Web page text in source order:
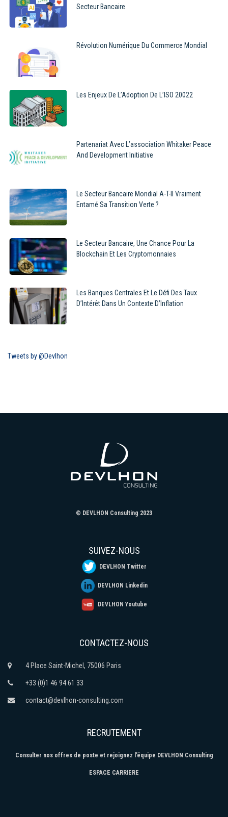
Secteur Bancaire
Révolution Numérique Du Commerce Mondial
Les Enjeux De L’Adoption De L’ISO 20022
Partenariat Avec L’association Whitaker Peace
And Development Initiative
Le Secteur Bancaire Mondial A-T-Il Vraiment
Entamé Sa Transition Verte ?
Le Secteur Bancaire, Une Chance Pour La
Blockchain Et Les Cryptomonnaies
Les Banques Centrales Et Le Défi Des Taux
D’Intérêt Dans Un Contexte D’Inflation
Tweets by @Devlhon
© DEVLHON Consulting 2023
SUIVEZ-NOUS
DEVLHON Twitter
DEVLHON Linkedin
DEVLHON Youtube
CONTACTEZ-NOUS
4 Place Saint-Michel, 75006 Paris
+33 (0)1 46 94 61 33
contact@devlhon-consulting.com
RECRUTEMENT
Consulter nos offres de poste et rejoignez l’équipe DEVLHON Consulting
ESPACE CARRIERE